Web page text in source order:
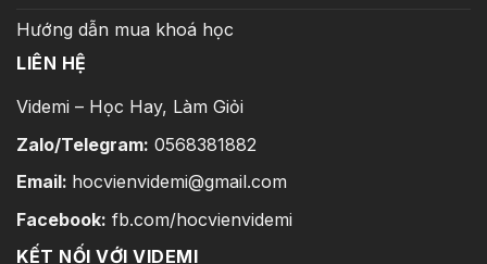
Hướng dẫn mua khoá học
LIÊN HỆ
Videmi – Học Hay, Làm Giỏi
Zalo/Telegram: 0568381882
Email: hocvienvidemi@gmail.com
Facebook: fb.com/hocvienvidemi
KẾT NỐI VỚI VIDEMI